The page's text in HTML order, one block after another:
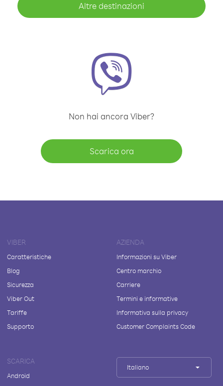
Altre destinazioni
Non hai ancora Viber?
Scarica ora
VIBER
Caratteristiche
Blog
Sicurezza
Viber Out
Tariffe
Supporto
AZIENDA
Informazioni su Viber
Centro marchio
Carriere
Termini e informative
Informativa sulla privacy
Customer Complaints Code
SCARICA
Android
Italiano